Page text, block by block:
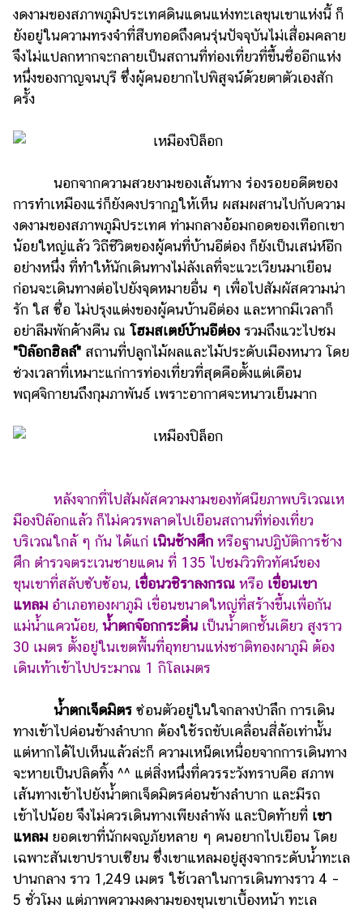
เที่ยว
สูตร
อาหาร
ง่ายๆ
ปิ้ง
บ้าน
และ
การ
ตกแต่ง
มือ
ถือ
ราคา
ทอง
ราคา
น้ำมัน
วา
แต่งงาน
แม่
เด็ก
สัตว์
เลี้ยง
Infographic
บริการ
แอปฯ
กระปุก
คอร์ส
ออนไลน์
เรียน
เลข
ออนไลน์
งดงามของสภาพภูมิประเทศดินแดนแห่งทะเลขุนเขาแห่งนี้ ก็
ยังอยู่ในความทรงจำที่สืบทอดถึงคนรุ่นปัจจุบันไม่เสื่อมคลาย
จึงไม่แปลกหากจะกลายเป็นสถานที่ท่องเที่ยวที่ขึ้นชื่ออีกแห่ง
หนึ่งของกาญจนบุรี ซึ่งผู้คนอยากไปพิสูจน์ด้วยตาตัวเองสัก
ครั้ง
นอกจากความสวยงามของเส้นทาง ร่องรอยอดีตของ
การทำเหมืองแร่ก็ยังคงปรากฏให้เห็น ผสมผสานไปกับความ
งดงามของสภาพภูมิประเทศ ท่ามกลางอ้อมกอดของเทือกเขา
น้อยใหญ่แล้ว วิถีชีวิตของผู้คนที่บ้านอีต่อง ก็ยังเป็นเสน่ห์อีก
อย่างหนึ่ง ที่ทำให้นักเดินทางไม่ลังเลที่จะแวะเวียนมาเยือน
ก่อนจะเดินทางต่อไปยังจุดหมายอื่น ๆ เพื่อไปสัมผัสความน่า
รัก ใส ซื่อ ไม่ปรุงแต่งของผู้คนบ้านอีต่อง และหากมีเวลาก็
อย่าลืมพักค้างคืน ณ โฮมสเตย์บ้านอีต่อง รวมถึงแวะไปชม
"ปิล๊อกฮิลล์" สถานที่ปลูกไม้ผลและไม้ประดับเมืองหนาว โดย
ช่วงเวลาที่เหมาะแก่การท่องเที่ยวที่สุดคือตั้งแต่เดือน
พฤศจิกายนถึงกุมภาพันธ์ เพราะอากาศจะหนาวเย็นมาก
หลังจากที่ไปสัมผัสความงามของทัศนียภาพบริเวณเห
มืองปิล๊อกแล้ว ก็ไม่ควรพลาดไปเยือนสถานที่ท่องเที่ยว
บริเวณใกล้ ๆ กัน ได้แก่ เนินช้างศึก หรือฐานปฏิบัติการช้าง
ศึก ตำรวจตระเวนชายแดน ที่ 135 ไปชมวิวทิวทัศน์ของ
ขุนเขาที่สลับซับซ้อน, เขื่อนวชิราลงกรณ หรือ เขื่อนเขา
แหลม อำเภอทองผาภูมิ เขื่อนขนาดใหญ่ที่สร้างขึ้นเพื่อกัน
แม่น้ำแควน้อย, น้ำตกจ๊อกกระดิ่น เป็นน้ำตกชั้นเดียว สูงราว
30 เมตร ตั้งอยู่ในเขตพื้นที่อุทยานแห่งชาติทองผาภูมิ ต้อง
เดินเท้าเข้าไปประมาณ 1 กิโลเมตร
น้ำตกเจ็ดมิตร ซ่อนตัวอยู่ในใจกลางป่าลึก การเดิน
ทางเข้าไปค่อนข้างลำบาก ต้องใช้รถขับเคลื่อนสี่ล้อเท่านั้น
แต่หากได้ไปเห็นแล้วล่ะก็ ความเหน็ดเหนื่อยจากการเดินทาง
จะหายเป็นปลิดทิ้ง ^^ แต่สิ่งหนึ่งที่ควรระวังทราบคือ สภาพ
เส้นทางเข้าไปยังน้ำตกเจ็ดมิตรค่อนข้างลำบาก และมีรถ
เข้าไปน้อย จึงไม่ควรเดินทางเพียงลำพัง และปิดท้ายที่ เขา
แหลม ยอดเขาที่นักผจญภัยหลาย ๆ คนอยากไปเยือน โดย
เฉพาะสันเขาปราบเซียน ซึ่งเขาแหลมอยู่สูงจากระดับน้ำทะเล
ปานกลาง ราว 1,249 เมตร ใช้เวลาในการเดินทางราว 4 –
5 ชั่วโมง แต่ภาพความงดงามของขุนเขาเบื้องหน้า ทะเล